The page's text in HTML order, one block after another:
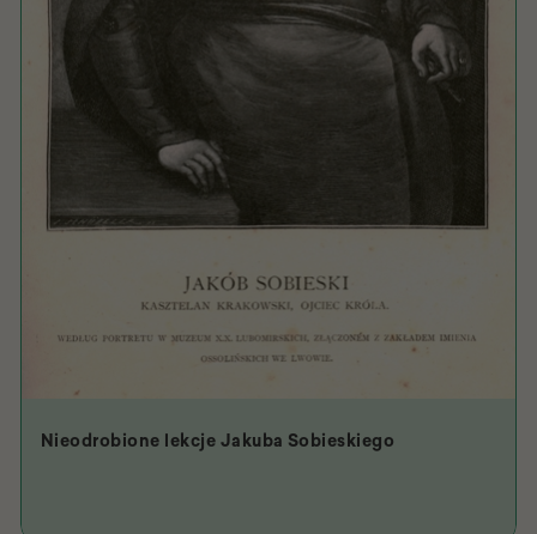
Nieodrobione lekcje Jakuba Sobieskiego